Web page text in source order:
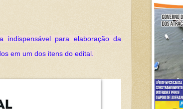
indispensável para elaboração da
em um dos itens do edital.